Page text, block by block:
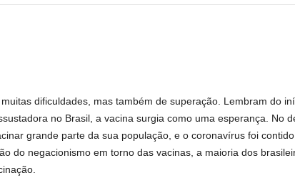
dificuldades, mas também de superação. Lembram do
no Brasil, a vacina surgia como uma esperança. No
grande parte da sua população, e o coronavírus foi
do negacionismo em torno das vacinas, a maioria dos